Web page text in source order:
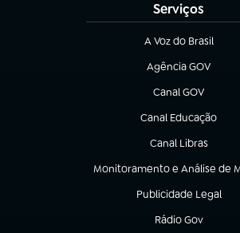
Serviços
A Voz do Brasil
(abre em nova aba)
Agência GOV
(abre em nova aba)
Canal GOV
(abre em nova aba)
Canal Educação
(abre em nova aba)
Canal Libras
(abre em nova aba)
Monitoramento e Análise de
(abre em nova aba)
Publicidade Legal
(abre em nova aba)
Rádio Gov
(abre em nova aba)